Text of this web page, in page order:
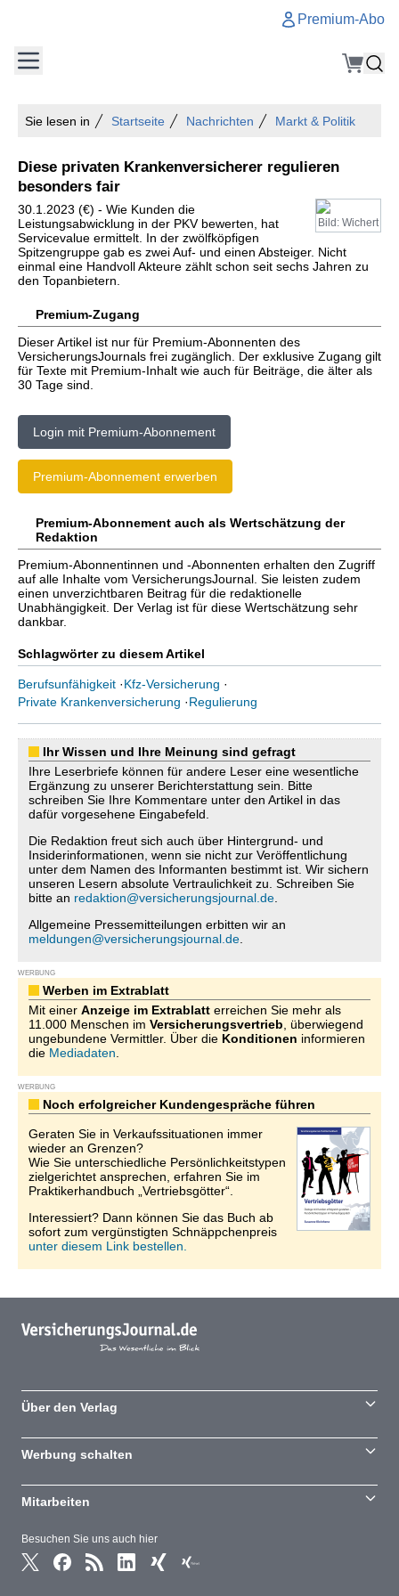
Premium-Abo
Sie lesen in Startseite Nachrichten Markt & Politik
Diese privaten Krankenversicherer regulieren
besonders fair
Bild: Wichert
30.1.2023 (€) - Wie Kunden die
Leistungsabwicklung in der PKV bewerten, hat
Servicevalue ermittelt. In der zwölfköpfigen
Spitzengruppe gab es zwei Auf- und einen Absteiger. Nicht
einmal eine Handvoll Akteure zählt schon seit sechs Jahren zu
den Topanbietern.
Premium-Zugang
Dieser Artikel ist nur für Premium-Abonnenten des
VersicherungsJournals frei zugänglich. Der exklusive Zugang gilt
für Texte mit Premium-Inhalt wie auch für Beiträge, die älter als
30 Tage sind.
Login mit Premium-Abonnement
Premium-Abonnement erwerben
Premium-Abonnement auch als Wertschätzung der
Redaktion
Premium-Abonnentinnen und -Abonnenten erhalten den Zugriff
auf alle Inhalte vom VersicherungsJournal. Sie leisten zudem
einen unverzichtbaren Beitrag für die redaktionelle
Unabhängigkeit. Der Verlag ist für diese Wertschätzung sehr
dankbar.
Schlagwörter zu diesem Artikel
Berufsunfähigkeit ·Kfz-Versicherung ·
Private Krankenversicherung ·Regulierung
Ihr Wissen und Ihre Meinung sind gefragt
Ihre Leserbriefe können für andere Leser eine wesentliche
Ergänzung zu unserer Berichterstattung sein. Bitte
schreiben Sie Ihre Kommentare unter den Artikel in das
dafür vorgesehene Eingabefeld.
Die Redaktion freut sich auch über Hintergrund- und
Insiderinformationen, wenn sie nicht zur Veröffentlichung
unter dem Namen des Informanten bestimmt ist. Wir sichern
unseren Lesern absolute Vertraulichkeit zu. Schreiben Sie
bitte an redaktion@versicherungsjournal.de
Allgemeine Pressemitteilungen erbitten wir an
meldungen@versicherungsjournal.de
WERBUNG
Werben im Extrablatt
Mit einer Anzeige im Extrablatt erreichen Sie mehr als
11.000 Menschen im Versicherungsvertrieb , überwiegend
ungebundene Vermittler. Über die Konditionen informieren
die Mediadaten
WERBUNG
Noch erfolgreicher Kundengespräche führen
Geraten Sie in Verkaufssituationen immer
wieder an Grenzen?
Wie Sie unterschiedliche Persönlichkeitstypen
zielgerichtet ansprechen, erfahren Sie im
Praktikerhandbuch „Vertriebsgötter“.
Interessiert? Dann können Sie das Buch ab
sofort zum vergünstigten Schnäppchenpreis
unter diesem Link bestellen.
Besuchen Sie uns auch hier
Über den Verlag
Werbung schalten
Mitarbeiten